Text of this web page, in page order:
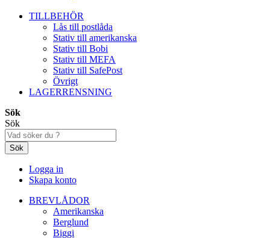
TILLBEHÖR
Lås till postlåda
Stativ till amerikanska
Stativ till Bobi
Stativ till MEFA
Stativ till SafePost
Övrigt
LAGERRENSNING
Sök
Sök
Sök
Logga in
Skapa konto
BREVLÅDOR
Amerikanska
Berglund
Biggi